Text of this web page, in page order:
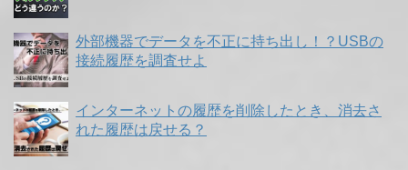
外部機器でデータを不正に持ち出し！？USBの
接続履歴を調査せよ
インターネットの履歴を削除したとき、消去さ
れた履歴は戻せる？